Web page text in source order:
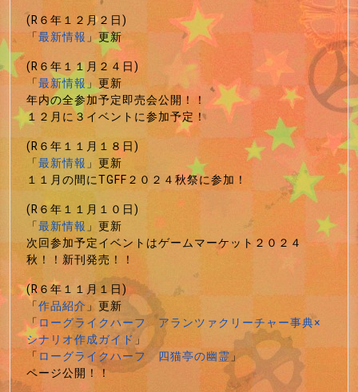
(R６年１２月２日)
「最新情報」更新
(R６年１１月２４日)
「最新情報」更新
年内の全参加予定即売会公開！！
１２月に３イベントに参加予定！
(R６年１１月１８日)
「最新情報」更新
１１月の間にTGFF２０２４秋祭に参加！
(R６年１１月１０日)
「最新情報」更新
次回参加予定イベントはゲームマーケット２０２４
秋！！新刊発売！！
(R６年１１月１日)
「作品紹介」更新
「ローグライクハーフ アランツァクリーチャー事典×
シナリオ作成ガイド」
「ローグライクハーフ 四猫亭の幽霊」
ページ公開！！